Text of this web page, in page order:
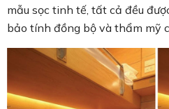
mẫu sọc tinh tế, tất cả đều
bảo tính đồng bộ và thẩm mỹ